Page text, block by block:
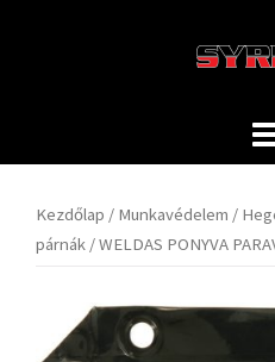
Kezdőlap / Munkavédelem /
párnák / WELDAS PONYVA